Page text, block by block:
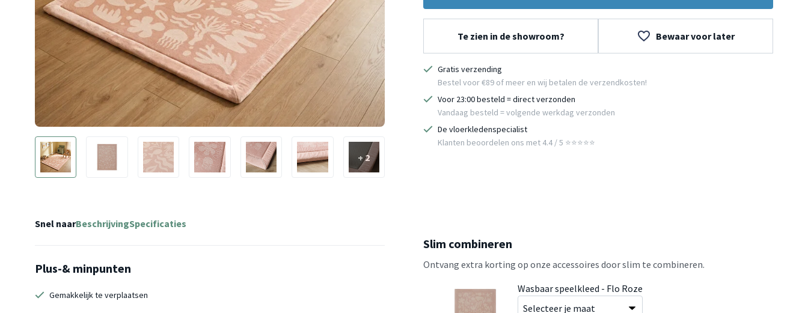
+ 2
Te zien in de showroom? Bewaar voor later
Gratis verzending
Bestel voor €89 of meer en wij betalen de verzendkosten!
Voor 23:00 besteld = direct verzonden
Vandaag besteld = volgende werkdag verzonden
De vloerkledenspecialist
Klanten beoordelen ons met 4.4 / 5 ⭐⭐⭐⭐⭐
Snel naarBeschrijvingSpecificaties
Plus-& minpunten
Gemakkelijk te verplaatsen
Slim combineren
Ontvang extra korting op onze accessoires door slim te combineren.
Wasbaar speelkleed - Flo Roze